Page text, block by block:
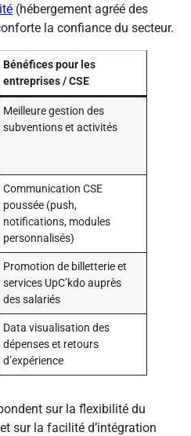
(hébergement agréé des
la confiance du secteur.
Bénéfices pour les
entreprises / CSE
Meilleure gestion des
subventions et activités
Communication CSE
poussée (push,
notifications, modules
personnalisés)
Promotion de billetterie et
services UpC’kdo auprès
des salariés
Data visualisation des
dépenses et retours
d’expérience
sur la flexibilité du
sur la facilité d’intégration